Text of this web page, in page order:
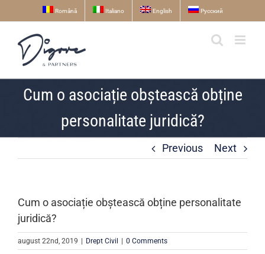
to
content
Română Italiano English Русский
Cum o asociație obștească obține
personalitate juridică?
Previous Next
Cum o asociație obștească obține personalitate
juridică?
august 22nd, 2019 Drept Civil 0 Comments